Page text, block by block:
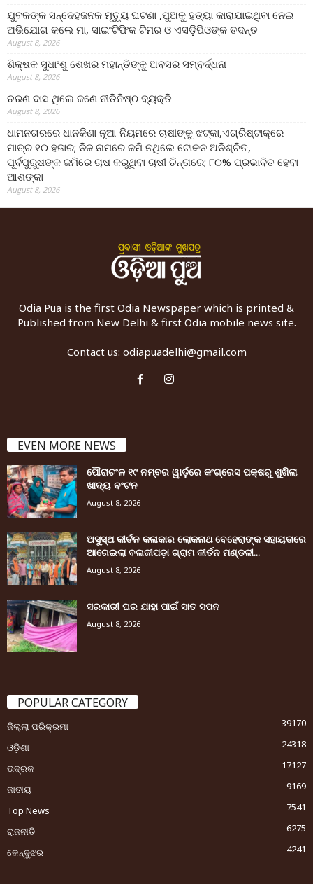
ଯୁବକଙ୍କ ସନ୍ଦେହଜନକ ମୃତ୍ୟୁ ଘଟଣା ,ପୁଅକୁ ହତ୍ୟା କାରାଯାଇଥିବା ନେଇ
ଅଭିଯୋଗ କଲେ ମା, ସାଇଂଟିଫିକ ଟିମର ଓ ଏସଡ଼ିପିଓଙ୍କ ତଦନ୍ତ
August 8, 2026
ଶିକ୍ଷକ ସୁଧାଂଶୁ ଶେଖର ମହାନ୍ତିଙ୍କୁ ଅବସର ସମ୍ବର୍ଦ୍ଧନା
August 8, 2026
ଚରଣ ଦାସ ଥିଲେ ଜଣେ ନୀତିନିଷ୍ଠ ବ୍ୟକ୍ତି
August 8, 2026
ଧାମନଗରରେ ଧାନକିଣା ନୂଆ ନିୟମରେ ଚାଷୀଙ୍କୁ ଝଟ୍‌କା,ଏଗ୍ରିଷ୍ଟାକ୍‌ରେ
ମାତ୍ର ୧୦ ହଜାର; ନିଜ ନାମରେ ଜମି ନଥିଲେ ଟୋକନ ଅନିଶ୍ଚିତ,
ପୂର୍ବପୁରୁଷଙ୍କ ଜମିରେ ଚାଷ କରୁଥିବା ଚାଷୀ ଚିନ୍ତାରେ; ୮୦% ପ୍ରଭାବିତ ହେବା
ଆଶଙ୍କା
August 8, 2026
Odia Pua is the first Odia Newspaper which is printed &
Published from New Delhi & first Odia mobile news site.
Contact us: odiapuadelhi@gmail.com
EVEN MORE NEWS
ପୌରାଚଂଳ ୧୯ ନମ୍ବର ୱାର୍ଡ଼ରେ କଂଗ୍ରେସ ପକ୍ଷରୁ ଶୁଖିଲା
ଖାଦ୍ୟ ବଂଟନ
August 8, 2026
ଅସୁସ୍ଥ କୀର୍ତନ କଳାକାର ଲୋକନାଥ ବେହେରାଙ୍କ ସହାୟତାରେ
ଆଗେଇଲା ବଳାଜୀପଡ଼ା ଗ୍ରାମ କୀର୍ତନ ମଣ୍ଡଳୀ...
August 8, 2026
ସରକାରୀ ଘର ଯାହା ପାଇଁ ସାତ ସପନ
August 8, 2026
POPULAR CATEGORY
ଜିଲ୍ଲା ପରିକ୍ରମା
39170
ଓଡ଼ିଶା
24318
ଭଦ୍ରକ
17127
ଜାତୀୟ
9169
Top News
7541
ରାଜନୀତି
6275
କେନ୍ଦୁଝର
4241